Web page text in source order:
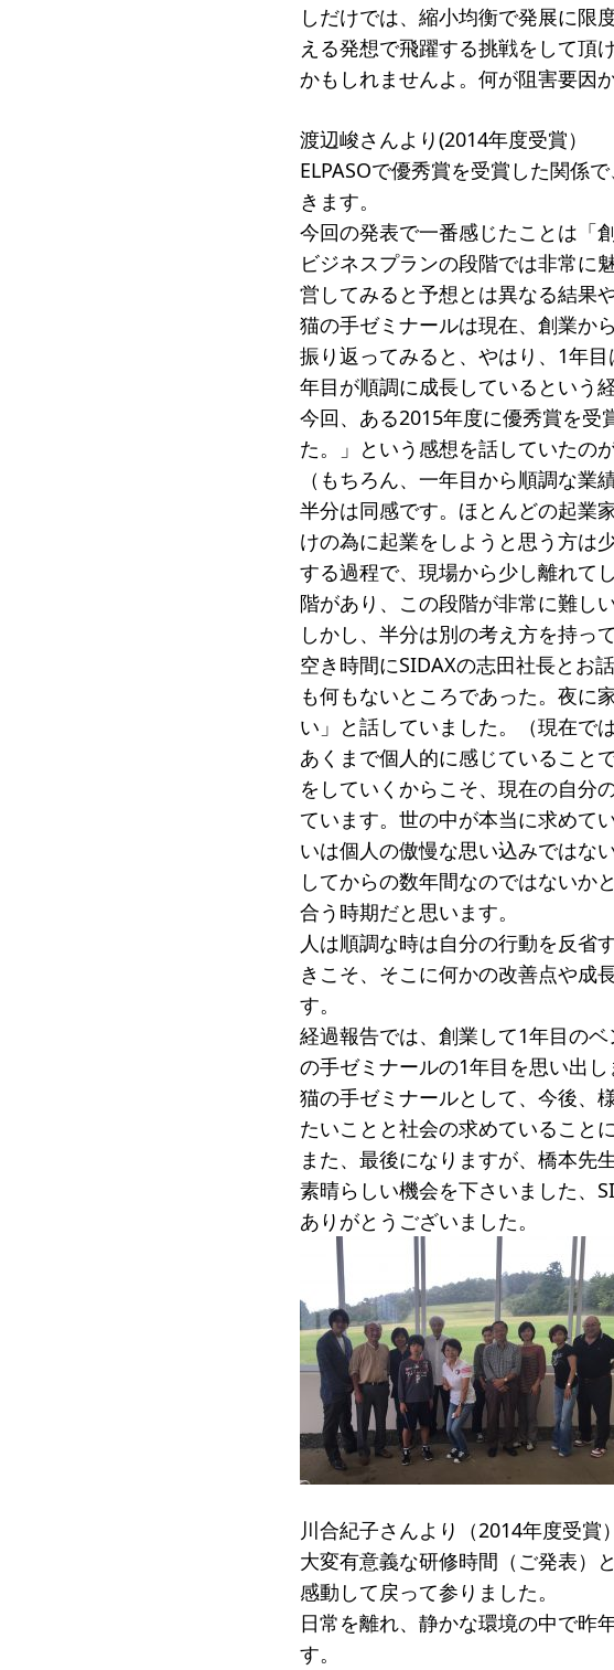
しだけでは、縮小均衡で発展に限
える発想で飛躍する挑戦をして頂
かもしれませんよ。何が阻害要因
渡辺峻さんより(2014年度受賞）
ELPASOで優秀賞を受賞した関係
きます。
今回の発表で一番感じたことは「
ビジネスプランの段階では非常に
営してみると予想とは異なる結果
猫の手ゼミナールは現在、創業か
振り返ってみると、やはり、1年
年目が順調に成長しているという
今回、ある2015年度に優秀賞を受
た。」という感想を話していたの
（もちろん、一年目から順調な業
半分は同感です。ほとんどの起業
けの為に起業をしようと思う方は
する過程で、現場から少し離れて
階があり、この段階が非常に難し
しかし、半分は別の考え方を持って
空き時間にSIDAXの志田社長とお
も何もないところであった。夜に
い」と話していました。（現在で
あくまで個人的に感じていること
をしていくからこそ、現在の自分
ています。世の中が本当に求めて
いは個人の傲慢な思い込みではな
してからの数年間なのではないか
合う時期だと思います。
人は順調な時は自分の行動を反省
きこそ、そこに何かの改善点や成
す。
経過報告では、創業して1年目の
の手ゼミナールの1年目を思い出し
猫の手ゼミナールとして、今後、
たいことと社会の求めていること
また、最後になりますが、橋本先
素晴らしい機会を下さいました、
ありがとうございました。
川合紀子さんより（2014年度受賞）
大変有意義な研修時間（ご発表）
感動して戻って参りました。
日常を離れ、静かな環境の中で
す。